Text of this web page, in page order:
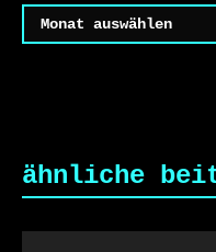
Archiv
ähnliche